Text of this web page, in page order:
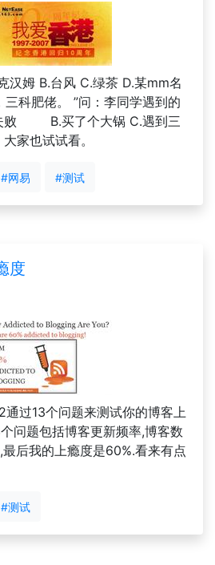
汉姆 B.台风 C.绿茶 D.某mm名
三科肥佬。 ”问：李同学遇到的
败 B.买了个大锅 C.遇到三
家也试试看。
#网易 #测试
度
过13个问题来测试你的博客上
问题包括博客更新频率,博客数
后我的上瘾度是60%.看来有点
#测试